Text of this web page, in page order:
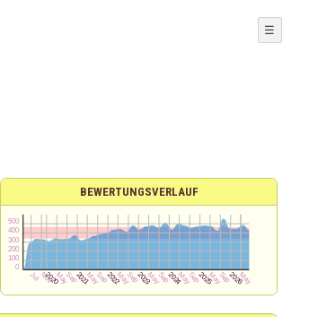
☰
BEWERTUNGSVERLAUF